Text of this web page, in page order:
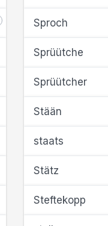
Sproch
Sprüütche
Sprüütcher
Stään
staats
Stätz
Steftekopp